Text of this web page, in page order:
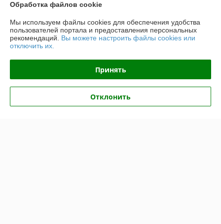
Контакты
Доставка и оплата
Полная версия сайта
Политика обработки cookies
Обработка файлов cookie
Мы используем файлы cookies для обеспечения удобства
пользователей портала и предоставления персональных
рекомендаций. Вы можете настроить файлы cookies или
отключить их.
Принять
Отклонить